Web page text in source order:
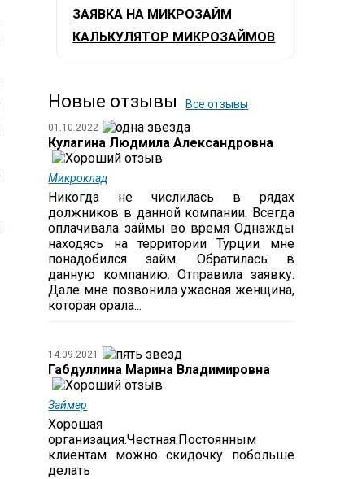
ЗАЯВКА НА МИКРОЗАЙМ
КАЛЬКУЛЯТОР МИКРОЗАЙМОВ
Новые отзывы Все отзывы
01.10.2022
Кулагина Людмила Александровна
Микроклад
Никогда не числилась в рядах
должников в данной компании. Всегда
оплачивала займы во время Однажды
находясь на территории Турции мне
понадобился займ. Обратилась в
данную компанию. Отправила заявку.
Дале мне позвонила ужасная женщина,
которая орала...
14.09.2021
Габдуллина Марина Владимировна
Займер
Хорошая
организация.Честная.Постоянным
клиентам можно скидочку побольше
делать